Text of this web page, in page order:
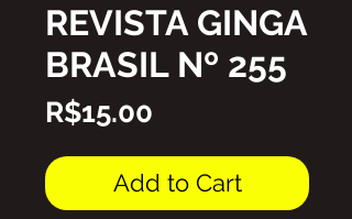
REVISTA GINGA
BRASIL Nº 255
R$15.00
Add to Cart